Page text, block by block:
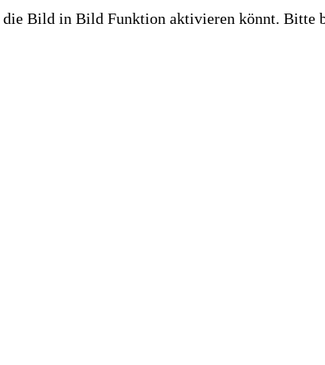
Bild in Bild Funktion aktivieren könnt. Bitte